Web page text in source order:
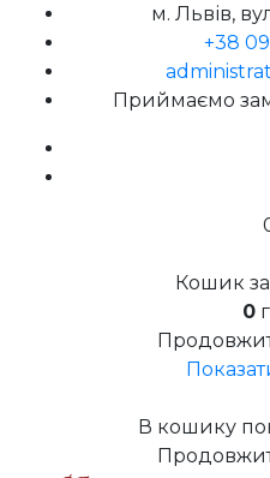
м. Львів,
+38
Приймаємо
Кошик
0
В кошику